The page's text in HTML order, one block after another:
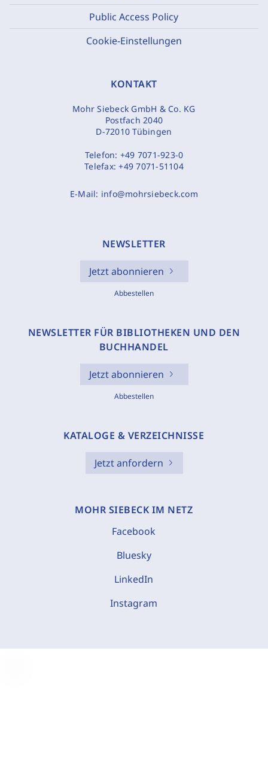
Public Access Policy
Cookie-Einstellungen
KONTAKT
Mohr Siebeck GmbH & Co. KG
Postfach 2040
D-72010 Tübingen
Telefon: +49 7071-923-0
Telefax:+49 7071-51104
E-Mail: info@mohrsiebeck.com
NEWSLETTER
Jetzt abonnieren
Abbestellen
NEWSLETTER FÜR BIBLIOTHEKEN UND DEN
BUCHHANDEL
Jetzt abonnieren
Abbestellen
KATALOGE & VERZEICHNISSE
Jetzt anfordern
MOHR SIEBECK IM NETZ
Facebook
Bluesky
LinkedIn
Instagram